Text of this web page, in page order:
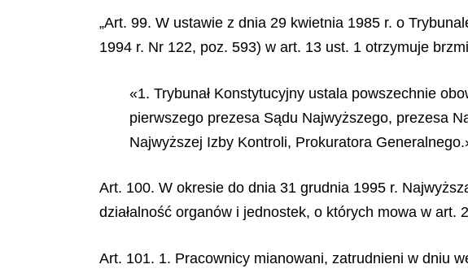
„Art. 99. W ustawie z dnia 29 kwietnia 1985 r. o
1994 r. Nr 122, poz. 593) w art. 13 ust. 1 otrzymuje
«1. Trybunał Konstytucyjny ustala powszechnie
pierwszego prezesa Sądu Najwyższego, prezesa
Najwyższej Izby Kontroli, Prokuratora
Art. 100. W okresie do dnia 31 grudnia 1995 r.
działalność organów i jednostek, o których mowa w art.
Art. 101. 1. Pracownicy mianowani, zatrudnieni w dniu